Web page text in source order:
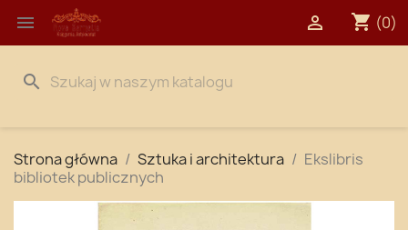
 shopping_cart (0)

search
Strona główna Sztuka i architektura
Ekslibris
bibliotek publicznych